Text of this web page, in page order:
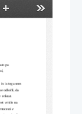
pa
in iz tega sem
odločil, da
enkrat.
vrnilo na
v